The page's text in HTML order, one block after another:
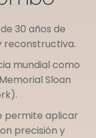
30 años de
reconstructiva.
mundial como
Memorial Sloan
.
permite aplicar
precisión y